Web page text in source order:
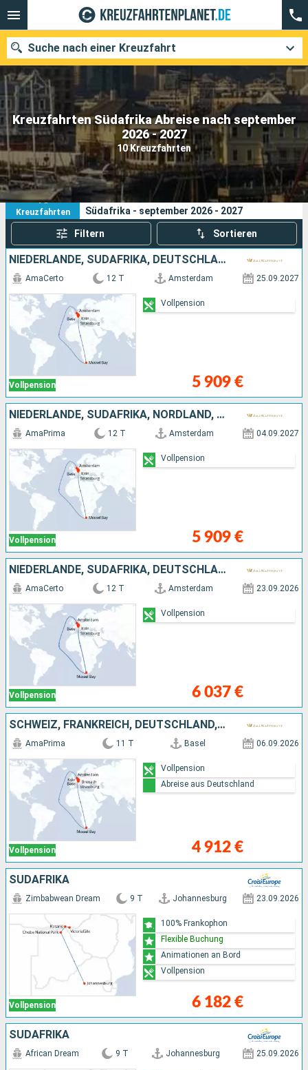
Kreuzfahrten Südafrika Abreise nach september
2026 - 2027
10 Kreuzfahrten
Suche nach einer Kreuzfahrt
Unsere Ziele
Abfahrtsmonat
Häfen Reedereien
Suchen
10
Kreuzfahrten
Ihre Suchkriterien:
Südafrika - september 2026 - 2027
Filtern Sortieren
NIEDERLANDE, SÜDAFRIKA, DEUTSCHLAND, NORDLAND, FRANKREICH, SCHWEIZ
Vollpension
AmaCerto 12 T Amsterdam 25.09.2027
5 909 €
Vollpension
NIEDERLANDE, SÜDAFRIKA, NORDLAND, DEUTSCHLAND, FRANKREICH, SCHWEIZ
Vollpension
AmaPrima 12 T Amsterdam 04.09.2027
5 909 €
Vollpension
NIEDERLANDE, SÜDAFRIKA, DEUTSCHLAND, FRANKREICH, SCHWEIZ
Vollpension
AmaCerto 12 T Amsterdam 23.09.2026
6 037 €
Vollpension
SCHWEIZ, FRANKREICH, DEUTSCHLAND, NORDLAND, SÜDAFRIKA, NIEDERLANDE
Vollpension
AmaPrima 11 T Basel 06.09.2026
4 912 €
Vollpension
Abreise aus Deutschland
SÜDAFRIKA
Vollpension
Zimbabwean Dream 9 T Johannesburg 23.09.2026
6 182 €
100% Frankophon
Flexible Buchung
Animationen an Bord
Vollpension
SÜDAFRIKA
African Dream 9 T Johannesburg 25.09.2026